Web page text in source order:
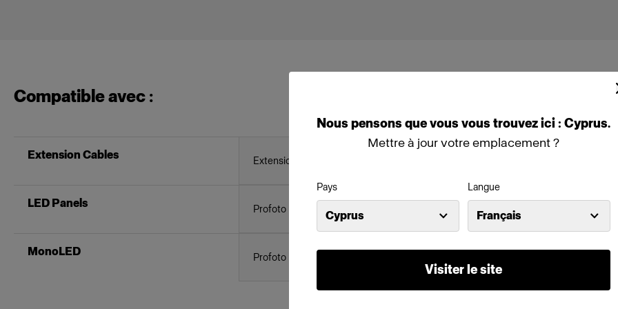
Nous pensons quevous vous trouvezici : Cyprus.
Mettre à jour votre emplacement ?
Pays
Cyprus
Langue
Français
Visiter le site
Compatible avec :
Extension Cables Extension Cable PowerCON 10 m
LED Panels Profoto ProPanel 3x2 (2000W)
MonoLED Profoto L1600D (1600W)